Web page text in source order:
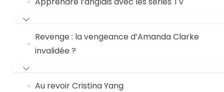
Revenge : la vengeance d’Amanda Clarke
invalidée ?
Au revoir Cristina Yang